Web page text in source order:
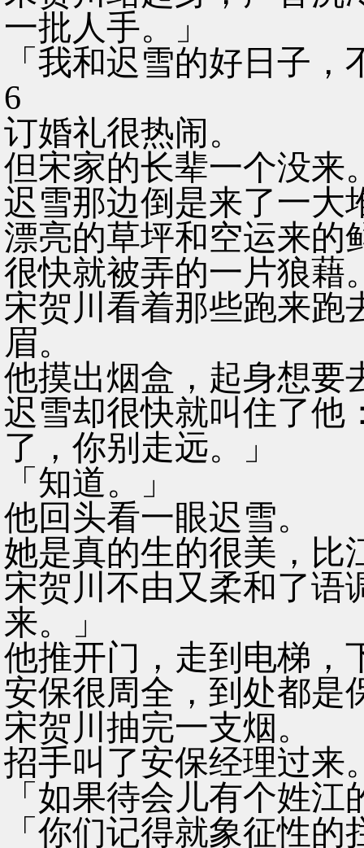
一批人手。」
「我和迟雪的好日子
6
订婚礼很热闹。
但宋家的长辈一个没来
迟雪那边倒是来了一大
漂亮的草坪和空运来的
很快就被弄的一片狼藉
宋贺川看着那些跑来跑
眉。
他摸出烟盒，起身想要
迟雪却很快就叫住了他
了，你别走远。」
「知道。」
他回头看一眼迟雪。
她是真的生的很美，比
宋贺川不由又柔和了语
来。」
他推开门，走到电梯，
安保很周全，到处都是
宋贺川抽完一支烟。
招手叫了安保经理过来
「如果待会儿有个姓
「你们记得就象征性